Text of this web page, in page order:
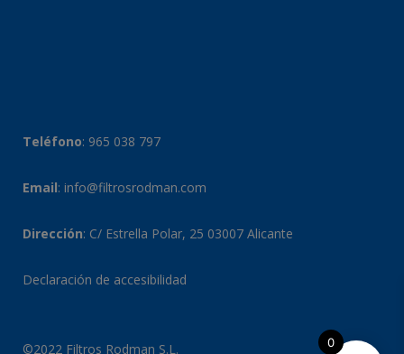
Teléfono: 965 038 797
Email: info@filtrosrodman.com
Dirección: C/ Estrella Polar, 25 03007 Alicante
Declaración de accesibilidad
©2022 Filtros Rodman S.L. 0